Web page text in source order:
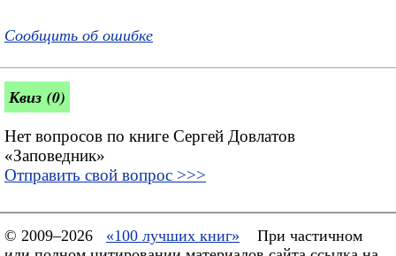
Сообщить об ошибке
Квиз (0)
Нет вопросов по книге Сергей Довлатов
«Заповедник»
Отправить свой вопрос >>>
© 2009–2026 «100 лучших книг»
При частичном